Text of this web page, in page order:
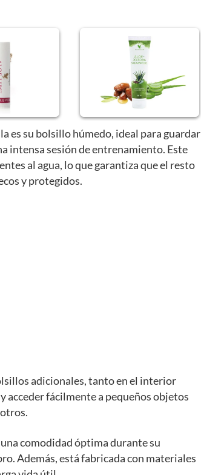
es su bolsillo húmedo, ideal para guardar
intensa sesión de entrenamiento. Este
al agua, lo que garantiza que el resto
y protegidos.
adicionales, tanto en el interior
acceder fácilmente a pequeños objetos
comodidad óptima durante su
Además, está fabricada con materiales